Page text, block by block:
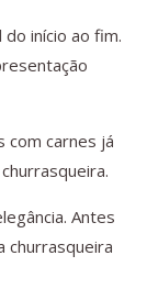
início ao fim.
com carnes já
Antes
churrasqueira